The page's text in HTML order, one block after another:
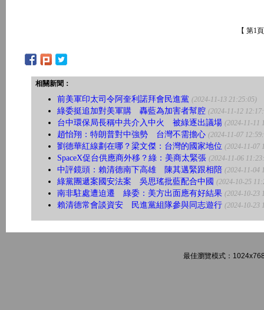
【 第1
相關新聞：
前美軍印太司令阿奎利諾拜會民進黨 (2024-11-13 21:25:05)
綠委挺追加對美軍購 轟藍為加害者幫腔 (2024-11-12
台中環保局長稱中共介入中火 被綠逐出議場 (2024-11-11
趙怡翔：特朗普對中強勢 台灣不需擔心 (2024-11-07
劉德華紅線劃在哪？梁文傑：台灣的國家地位 (2024-11-07
SpaceX促台供應商外移？綠：美商太緊張 (2024-11-06
中評鏡頭：賴清德南下高雄 陳其邁緊跟相陪 (2024-11-04
綠黨團遞案國安法案 吳思瑤批藍配合中國 (2024-10-25
南非駐處遭迫遷 綠委：美方出面應有好結果 (2024-10-23
賴清德常會談資安 民進黨組隊參與同志遊行 (2024-10-23
最佳瀏覽模式：